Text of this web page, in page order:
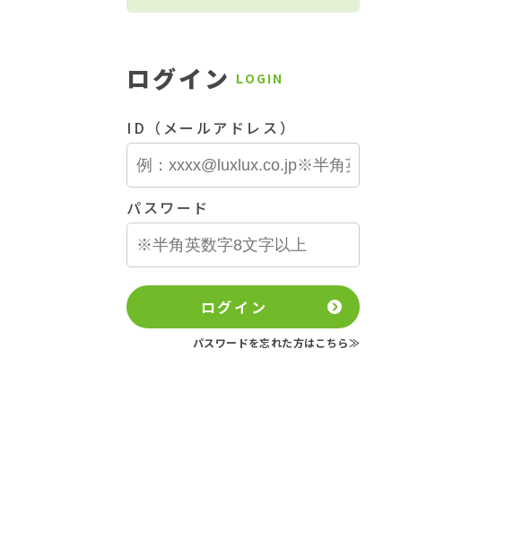
ログイン LOGIN
ID（メールアドレス）
パスワード
ログイン
パスワードを忘れた方はこちら≫